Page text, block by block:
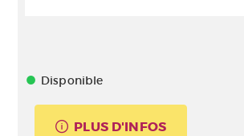
Disponible
PLUS D'INFOS